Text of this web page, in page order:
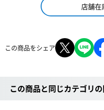
店舗在
この商品をシェア
この商品と同じカテゴリ